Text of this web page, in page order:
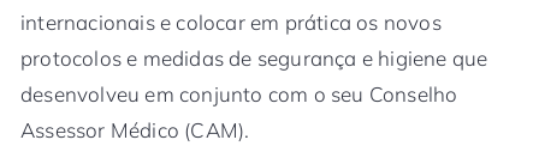
internacionais e colocar em prática os novos
protocolos e medidas de segurança e higiene que
desenvolveu em conjunto com o seu Conselho
Assessor Médico (CAM).